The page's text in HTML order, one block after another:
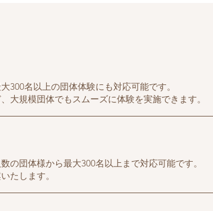
300名以上の団体体験にも対応可能です。
大規模団体でもスムーズに体験を実施できます。
の団体様から最大300名以上まで対応可能です。
たします。